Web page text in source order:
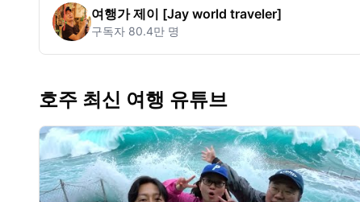
여행가 제이 [Jay world traveler]
구독자 80.4만 명
호주 최신 여행 유튜브